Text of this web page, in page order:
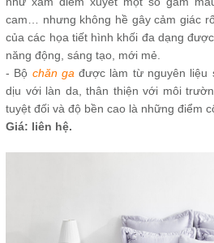
cam… nhưng không hề gây cảm giác
của các họa tiết hình khối đa dạng
năng động, sáng tạo, mới mẻ.
- Bộ chăn gađược làm từ nguyên liệu
dịu với làn da, thân thiện với môi
tuyệt đối và độ bền cao là những điểm
Giá: liên hệ.